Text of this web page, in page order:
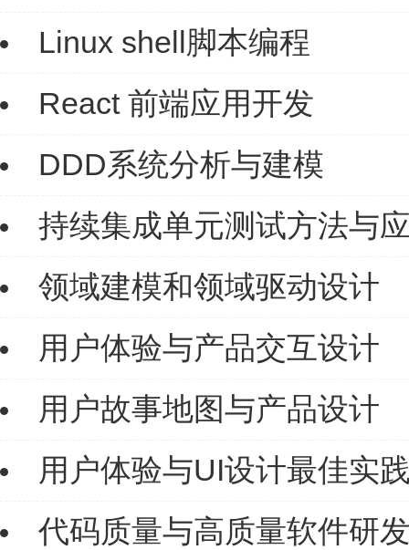
Linux shell脚本编程
React 前端应用开发
DDD系统分析与建模
持续集成单元测试方法与
领域建模和领域驱动设计
用户体验与产品交互设计
用户故事地图与产品设计
用户体验与UI设计最佳实
代码质量与高质量软件研